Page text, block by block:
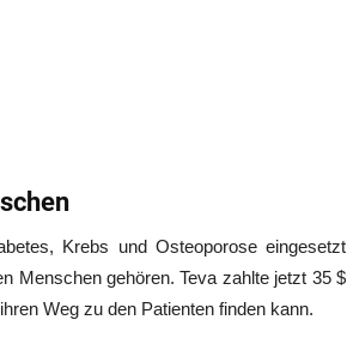
Krebs und Osteoporose eingesetzt
Menschen gehören. Teva zahlte jetzt 35 $
Weg zu den Patienten finden kann.